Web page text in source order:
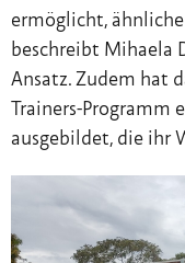
ermöglicht,
beschreibt Mihaela
Ansatz. Zudem hat
Trainers-Programm
ausgebildet, die ihr